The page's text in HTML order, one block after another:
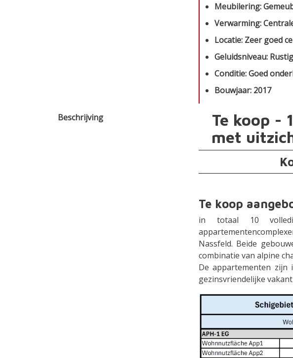
Meubilering:
Verwarming:
Locatie: Zeer goed
Geluidsniveau:
Conditie: Goed
Bouwjaar: 2017
Beschrijving
Te koop -
met
Te koop
in totaal 10
Nassfeld. Beide
combinatie van alpine
De appartementen zijn
gezinsvriendelijke